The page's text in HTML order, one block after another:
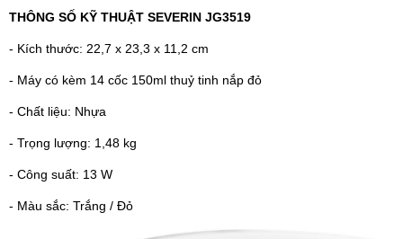
THÔNG SỐ KỸ THUẬT SEVERIN JG3519
- Kích thước: 22,7 x 23,3 x 11,2 cm
- Máy có kèm 14 cốc 150ml thuỷ tinh nắp đỏ
- Chất liệu: Nhựa
- Trọng lượng: 1,48 kg
- Công suất: 13 W
- Màu sắc: Trắng / Đỏ